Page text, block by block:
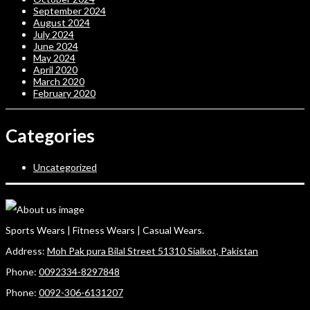
September 2024
August 2024
July 2024
June 2024
May 2024
April 2020
March 2020
February 2020
Categories
Uncategorized
Sports Wears | Fitness Wears | Casual Wears.
Address: Moh Pak pura Bilal Street 51310 Sialkot, Pakistan
Phone: 0092334-8297848
Phone: 0092-306-6131207